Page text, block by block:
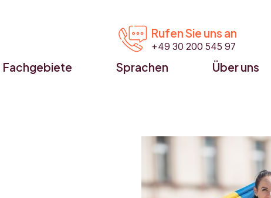

 Rufen Sie uns an
+49 30 200 545 97
Fachgebiete Sprachen Über uns